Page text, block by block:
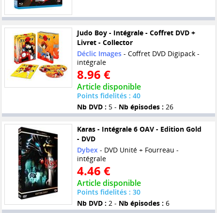
Judo Boy - Intégrale - Coffret DVD +
Livret - Collector
Déclic Images- Coffret DVD Digipack -
intégrale
8.96 €
Article disponible
Points fidelités : 40
Nb DVD : 5 - Nb épisodes : 26
Karas - Intégrale 6 OAV - Edition Gold
- DVD
Dybex - DVD Unité + Fourreau -
intégrale
4.46 €
Article disponible
Points fidelités : 30
Nb DVD : 2 - Nb épisodes : 6